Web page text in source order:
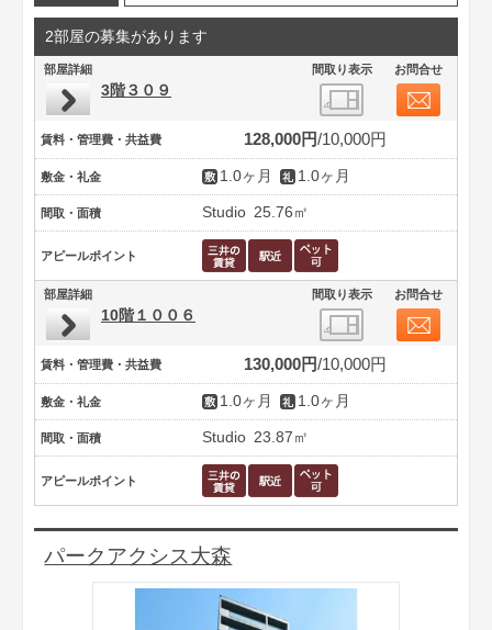
2部屋の募集があります
部屋詳細 間取り表示 お問合せ
3階３０９
賃料・管理費・共益費 128,000円 10,000円
敷金・礼金 1.0ヶ月 1.0ヶ月
間取・面積 Studio 25.76㎡
アピールポイント
部屋詳細 間取り表示 お問合せ
10階１００６
賃料・管理費・共益費 130,000円 10,000円
敷金・礼金 1.0ヶ月 1.0ヶ月
間取・面積 Studio 23.87㎡
アピールポイント
パークアクシス大森